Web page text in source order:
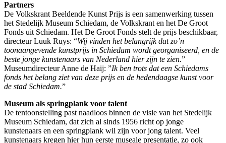
Partners
De Volkskrant Beeldende Kunst Prijs is een samenwerking tussen
het Stedelijk Museum Schiedam, de Volkskrant en het De Groot
Fonds uit Schiedam. Het De Groot Fonds stelt de prijs beschikbaar,
directeur Luuk Ruys: “Wij vinden het belangrijk dat zo’n
toonaangevende kunstprijs in Schiedam wordt georganiseerd, en de
beste jonge kunstenaars van Nederland hier zijn te zien.”
Museumdirecteur Anne de Haij: ”Ik ben trots dat een Schiedams
fonds het belang ziet van deze prijs en de hedendaagse kunst voor
de stad Schiedam.”
Museum als springplank voor talent
De tentoonstelling past naadloos binnen de visie van het Stedelijk
Museum Schiedam, dat zich al sinds 1956 richt op jonge
kunstenaars en een springplank wil zijn voor jong talent. Veel
kunstenaars kregen hier hun eerste museale presentatie, zo ook